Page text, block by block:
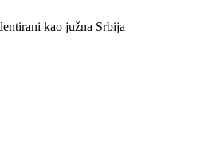
kao južna Srbija